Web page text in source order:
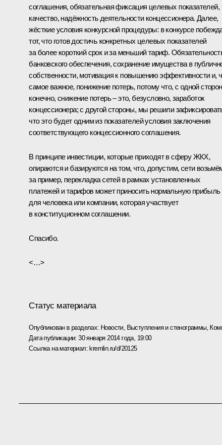
соглашения, обязательная фиксация целевых показателей,
качество, надёжность деятельности концессионера. Далее,
жёсткие условия конкурсной процедуры: в конкурсе
тот, что готов достичь конкретных целевых показателей
за более короткий срок и за меньший тариф.
банковского обеспечения, сохранение имущества в
собственности, мотивация к повышению эффективности и,
самое важное, понижение потерь, потому что, с одной
конечно, снижение потерь – это, безусловно, заработок
концессионера; с другой стороны, мы решили
что это будет одним из показателей условия заключения
соответствующего концессионного соглашения.
В принципе инвестиции, которые приходят в сферу ЖКХ,
опираются и базируются на том, что, допустим, сети
за пример, перекладка сетей в рамках установленных
платежей и тарифов может приносить нормальную прибыль
для человека или компании, которая участвует
в конституционном соглашении.
Спасибо.
<…>
Статус материала
Опубликован в разделах: Новости, Выступления и стенограммы,
Дата публикации:30 января 2014 года, 19:00
Ссылка на материал: kremlin.ru/d/20125